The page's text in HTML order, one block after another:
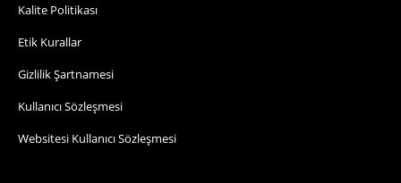
Kalite Politikası
Etik Kurallar
Gizlilik Şartnamesi
Kullanıcı Sözleşmesi
Websitesi Kullanıcı Sözleşmesi